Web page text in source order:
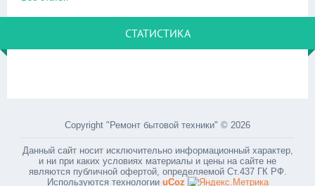
СТАТИСТИКА
Copyright "Ремонт бытовой техники" © 2026
Данный сайт носит исключительно информационный характер,
и ни при каких условиях материалы и цены на сайте не
являются публичной офертой, определяемой Ст.437 ГК РФ.
Используются технологии uCoz